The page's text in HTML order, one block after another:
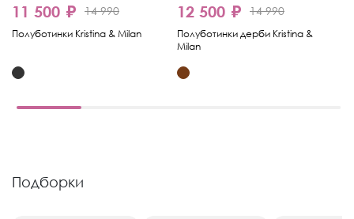
11 500 ₽ 14 990
Полуботинки Kristina & Milan
12 500 ₽ 14 990
Полуботинки дерби Kristina &
Milan
Подборки